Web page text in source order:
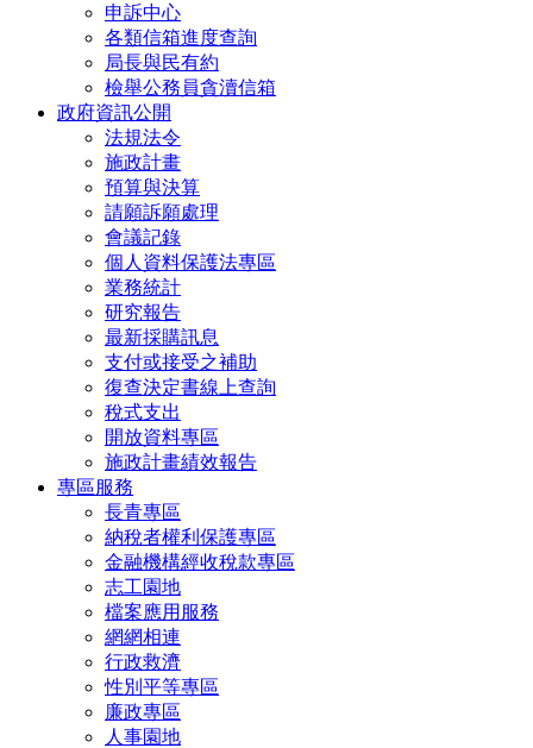
申訴中心
各類信箱進度查詢
局長與民有約
檢舉公務員貪瀆信箱
政府資訊公開
法規法令
施政計畫
預算與決算
請願訴願處理
會議記錄
個人資料保護法專區
業務統計
研究報告
最新採購訊息
支付或接受之補助
復查決定書線上查詢
稅式支出
開放資料專區
施政計畫績效報告
專區服務
長青專區
納稅者權利保護專區
金融機構經收稅款專區
志工園地
檔案應用服務
網網相連
行政救濟
性別平等專區
廉政專區
人事園地